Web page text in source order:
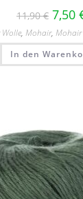
11,90€ 7,50
Wolle, Mohair, Mohair
In den